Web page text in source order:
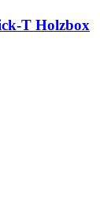
​T Holzbox